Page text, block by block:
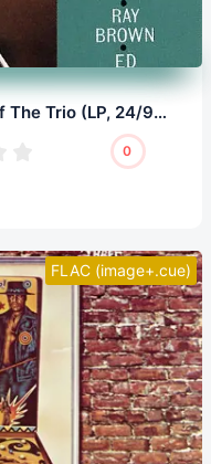
Oscar Peterson - The Sound Of The Trio (LP, 24/96.0)
0
FLAC (image+.cue)